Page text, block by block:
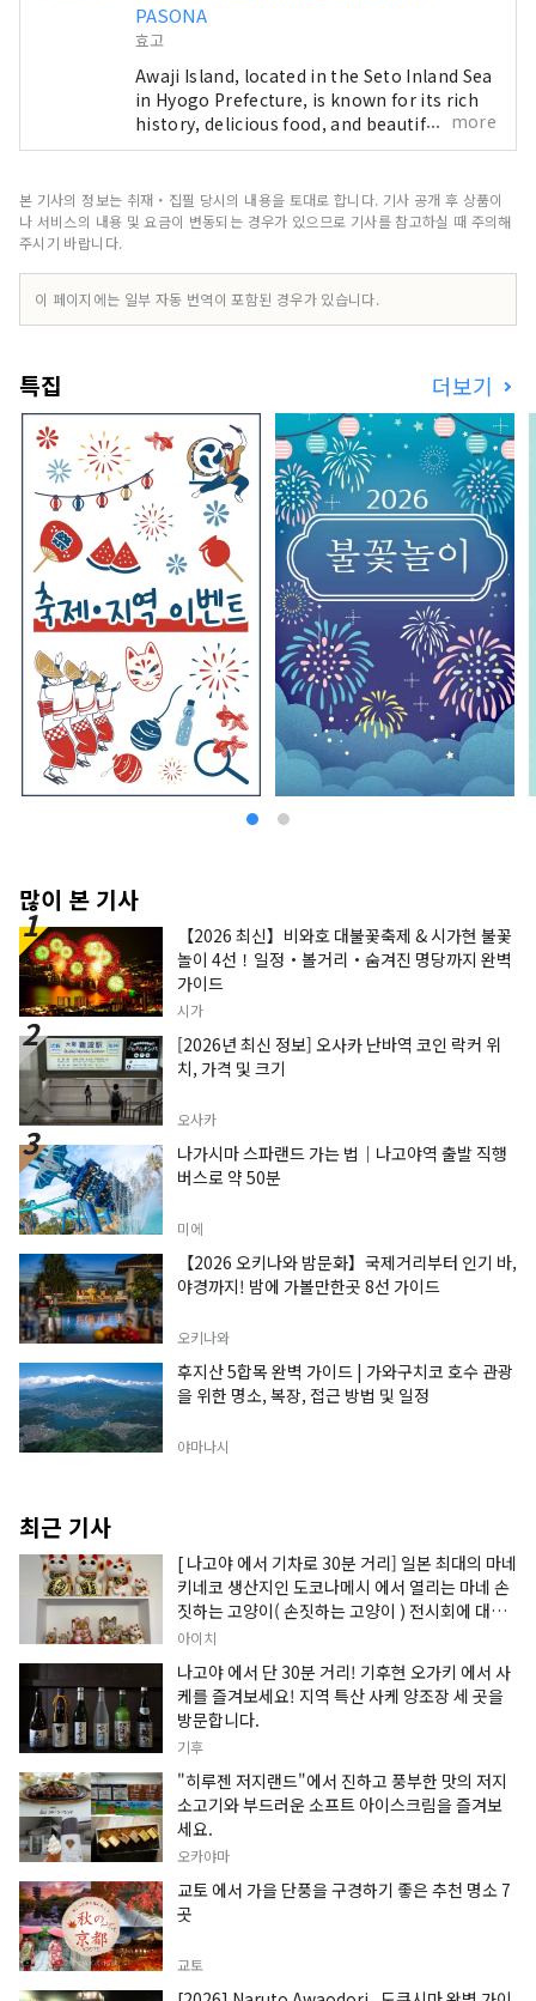
PASONA
효고
Awaji Island, located in the Seto Inland Sea
in Hyogo Prefecture, is known for its rich
history, delicious food, and beautiful
nature. Just one hour from Osaka, it offers
the Kansai Region. We are here to
introduce you to the beautiful spots on
account is operated mainly as a PR effort
by Pasona Group.
more
본 기사의 정보는 취재・집필 당시의 내용을 토대로 합니다. 기사 공개 후 상품이
나 서비스의 내용 및 요금이 변동되는 경우가 있으므로 기사를 참고하실 때 주의해
주시기 바랍니다.
이 페이지에는 일부 자동 번역이 포함된 경우가 있습니다.
특집 더보기
많이 본 기사
【2026 최신】비와호 대불꽃축제 & 시가현 불꽃
놀이 4선！일정・볼거리・숨겨진 명당까지 완벽
가이드
시가
[2026년 최신 정보] 오사카 난바역 코인 락커 위
치, 가격 및 크기
오사카
나가시마 스파랜드 가는 법｜나고야역 출발 직행
버스로 약 50분
미에
【2026 오키나와 밤문화】국제거리부터 인기 바,
야경까지! 밤에 가볼만한곳 8선 가이드
오키나와
후지산 5합목 완벽 가이드 | 가와구치코 호수 관광
을 위한 명소, 복장, 접근 방법 및 일정
야마나시
최근 기사
[ 나고야 에서 기차로 30분 거리] 일본 최대의 마네
키네코 생산지인 도코나메시 에서 열리는 마네 손
짓하는 고양이( 손짓하는 고양이 ) 전시회에 대한
정보입니다.
아이치
나고야 에서 단 30분 거리! 기후현 오가키 에서 사
케를 즐겨보세요! 지역 특산 사케 양조장 세 곳을
방문합니다.
기후
"히루젠 저지랜드"에서 진하고 풍부한 맛의 저지
소고기와 부드러운 소프트 아이스크림을 즐겨보
세요.
오카야마
교토 에서 가을 단풍을 구경하기 좋은 추천 명소 7
곳
교토